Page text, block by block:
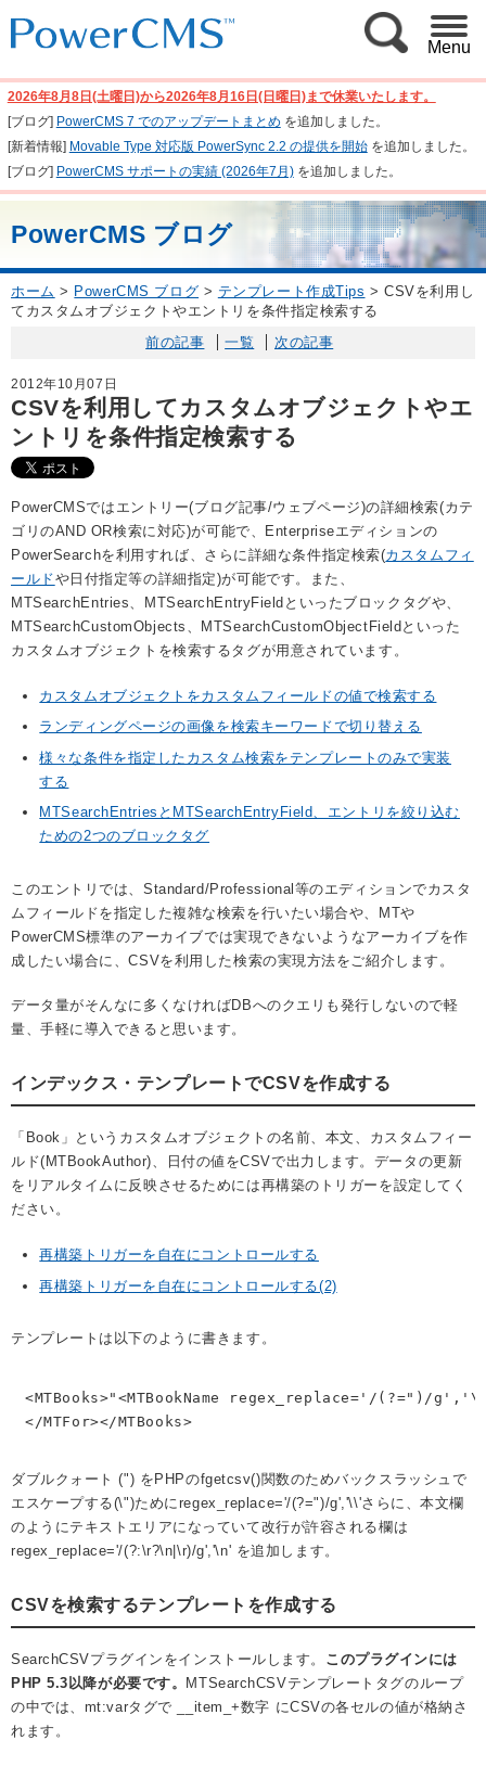
Menu
2026年8月8日(土曜日)から2026年8月16日(日曜日)まで休業いたします。
[ブログ] PowerCMS 7 でのアップデートまとめ を追加しました。
[新着情報] Movable Type 対応版 PowerSync 2.2 の提供を開始を追加しました。
[ブログ] PowerCMS サポートの実績 (2026年7月)を追加しました。
PowerCMS ブログ
ホーム > PowerCMS ブログ > テンプレート作成Tips > CSVを利用し
てカスタムオブジェクトやエントリを条件指定検索する
前の記事 一覧 次の記事
2012年10月07日
CSVを利用してカスタムオブジェクトやエ
ントリを条件指定検索する
PowerCMSではエントリー(ブログ記事/ウェブページ)の詳細検索(カテ
ゴリのAND OR検索に対応)が可能で、Enterpriseエディションの
PowerSearchを利用すれば、さらに詳細な条件指定検索(カスタムフィ
ールドや日付指定等の詳細指定)が可能です。また、
MTSearchEntries、MTSearchEntryFieldといったブロックタグや、
MTSearchCustomObjects、MTSearchCustomObjectFieldといった
カスタムオブジェクトを検索するタグが用意されています。
カスタムオブジェクトをカスタムフィールドの値で検索する
ランディングページの画像を検索キーワードで切り替える
様々な条件を指定したカスタム検索をテンプレートのみで実装
する
MTSearchEntriesとMTSearchEntryField、エントリを絞り込む
ための2つのブロックタグ
このエントリでは、Standard/Professional等のエディションでカスタ
ムフィールドを指定した複雑な検索を行いたい場合や、MTや
PowerCMS標準のアーカイブでは実現できないようなアーカイブを作
成したい場合に、CSVを利用した検索の実現方法をご紹介します。
データ量がそんなに多くなければDBへのクエリも発行しないので軽
量、手軽に導入できると思います。
インデックス・テンプレートでCSVを作成する
「Book」というカスタムオブジェクトの名前、本文、カスタムフィー
ルド(MTBookAuthor)、日付の値をCSVで出力します。データの更新
をリアルタイムに反映させるためには再構築のトリガーを設定してく
ださい。
再構築トリガーを自在にコントロールする
再構築トリガーを自在にコントロールする(2)
テンプレートは以下のように書きます。
<MTBooks>"<MTBookName regex_replace='/
</MTFor></MTBooks>
ダブルクォート (") をPHPのfgetcsv()関数のためバックスラッシュで
エスケープする(\")ためにregex_replace='/(?=")/g','\\'さらに、本文欄
のようにテキストエリアになっていて改行が許容される欄は
regex_replace='/(?:\r?\n|\r)/g','\n' を追加します。
CSVを検索するテンプレートを作成する
SearchCSVプラグインをインストールします。 このプラグインには
PHP 5.3以降が必要です。 MTSearchCSVテンプレートタグのループ
の中では、mt:varタグで __item_+数字 にCSVの各セルの値が格納さ
れます。